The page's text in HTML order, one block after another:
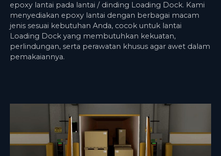
epoxy lantai pada lantai / dinding Loading Dock. Kami
menyediakan epoxy lantai dengan berbagai macam
jenis sesuai kebutuhan Anda, cocok untuk lantai
Loading Dock yang membutuhkan kekuatan,
perlindungan, serta perawatan khusus agar awet dalam
pemakaiannya.